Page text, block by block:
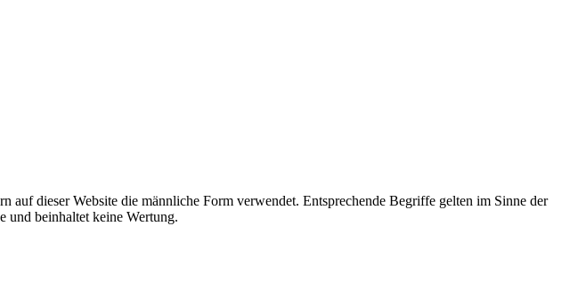
auf dieser Website die männliche Form verwendet. Entsprechende Begriffe gelten im Sinne der
und beinhaltet keine Wertung.